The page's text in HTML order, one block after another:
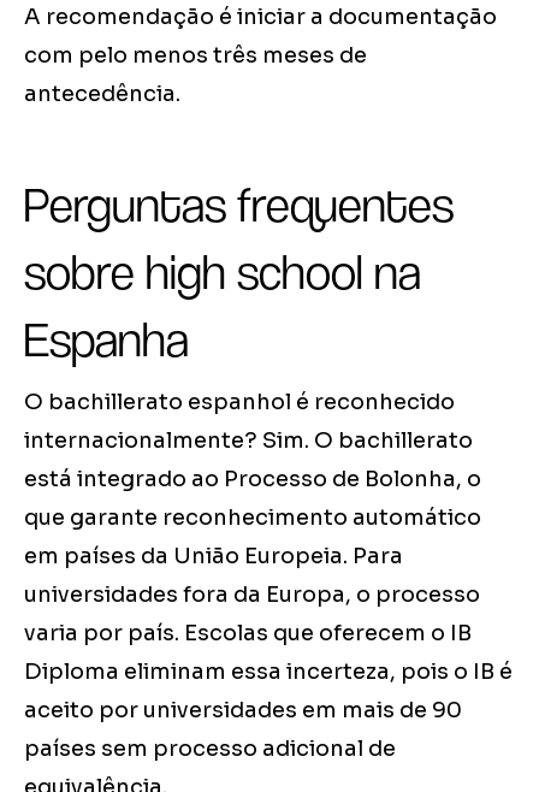
A recomendação é iniciar a documentação
com pelo menos três meses de
antecedência.
Perguntas frequentes
sobre high school na
Espanha
O bachillerato espanhol é reconhecido
internacionalmente? Sim. O bachillerato
está integrado ao Processo de Bolonha, o
que garante reconhecimento automático
em países da União Europeia. Para
universidades fora da Europa, o processo
varia por país. Escolas que oferecem o IB
Diploma eliminam essa incerteza, pois o IB é
aceito por universidades em mais de 90
países sem processo adicional de